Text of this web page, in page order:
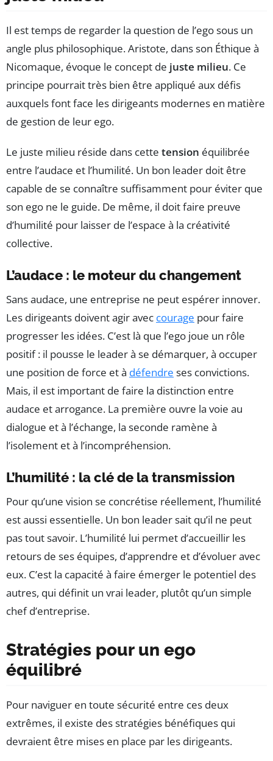
Il est temps de regarder la question de l’ego sous un
angle plus philosophique. Aristote, dans son Éthique à
Nicomaque, évoque le concept de juste milieu. Ce
principe pourrait très bien être appliqué aux défis
auxquels font face les dirigeants modernes en matière
de gestion de leur ego.
Le juste milieu réside dans cette tension équilibrée
entre l’audace et l’humilité. Un bon leader doit être
capable de se connaître suffisamment pour éviter que
son ego ne le guide. De même, il doit faire preuve
d’humilité pour laisser de l’espace à la créativité
collective.
L’audace : le moteur du changement
Sans audace, une entreprise ne peut espérer innover.
Les dirigeants doivent agir avec courage pour faire
progresser les idées. C’est là que l’ego joue un rôle
positif : il pousse le leader à se démarquer, à occuper
une position de force et à défendre ses convictions.
Mais, il est important de faire la distinction entre
audace et arrogance. La première ouvre la voie au
dialogue et à l’échange, la seconde ramène à
l’isolement et à l’incompréhension.
L’humilité : la clé de la transmission
Pour qu’une vision se concrétise réellement, l’humilité
est aussi essentielle. Un bon leader sait qu’il ne peut
pas tout savoir. L’humilité lui permet d’accueillir les
retours de ses équipes, d’apprendre et d’évoluer avec
eux. C’est la capacité à faire émerger le potentiel des
autres, qui définit un vrai leader, plutôt qu’un simple
chef d’entreprise.
Stratégies pour un ego
équilibré
Pour naviguer en toute sécurité entre ces deux
extrêmes, il existe des stratégies bénéfiques qui
devraient être mises en place par les dirigeants.